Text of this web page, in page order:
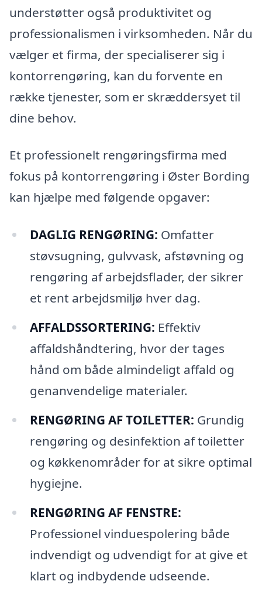
understøtter også produktivitet og
professionalismen i virksomheden. Når du
vælger et firma, der specialiserer sig i
kontorrengøring, kan du forvente en
række tjenester, som er skræddersyet til
dine behov.
Et professionelt rengøringsfirma med
fokus på kontorrengøring i Øster Bording
kan hjælpe med følgende opgaver:
DAGLIG RENGØRING: Omfatter
støvsugning, gulvvask, afstøvning og
rengøring af arbejdsflader, der sikrer
et rent arbejdsmiljø hver dag.
AFFALDSSORTERING: Effektiv
affaldshåndtering, hvor der tages
hånd om både almindeligt affald og
genanvendelige materialer.
RENGØRING AF TOILETTER: Grundig
rengøring og desinfektion af toiletter
og køkkenområder for at sikre optimal
hygiejne.
RENGØRING AF FENSTRE:
Professionel vinduespolering både
indvendigt og udvendigt for at give et
klart og indbydende udseende.